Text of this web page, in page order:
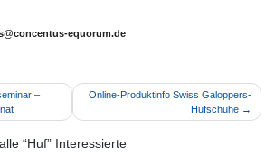
equorum.de
–
Online-Produktinfo Swiss Galoppers-
Hufschuhe
“Huf” Interessierte